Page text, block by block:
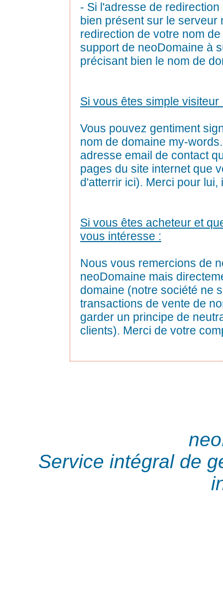
- Si l'adresse de
bien présent sur le serveur
redirection de votre nom
support de neoDomaine à
précisant bien le nom de
Si vous êtes simple visiteur
Vous pouvez gentiment
nom de domaine my-
adresse email de contact
pages du site internet que
d'atterrir ici). Merci pour
Si vous êtes acheteur et
vous intéresse :
Nous vous remercions de
neoDomaine mais
domaine (notre société ne
transactions de vente de
garder un principe de
clients). Merci de votre
Service intégral de